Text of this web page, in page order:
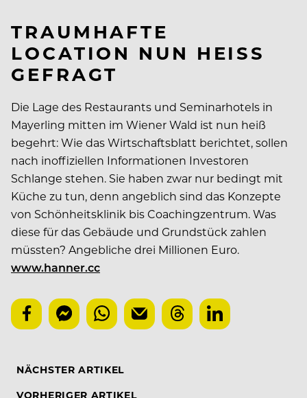
TRAUMHAFTE
LOCATION NUN HEISS G
EFRAGT
Die Lage des Restaurants und Seminarhotels in
Mayerling mitten im Wiener Wald ist nun heiß
begehrt: Wie das Wirtschaftsblatt berichtet, sollen
nach inoffiziellen Informationen Investoren
Schlange stehen. Sie haben zwar nur bedingt mit
Küche zu tun, denn angeblich sind das Konzepte
von Schönheitsklinik bis Coachingzentrum. Was
diese für das Gebäude und Grundstück zahlen
müssten? Angebliche drei Millionen Euro.
www.hanner.cc
NÄCHSTER ARTIKEL
VORHERIGER ARTIKEL